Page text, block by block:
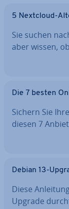
5 Nextcloud-
Sie suchen
aber wissen,
Die 7 besten
Sichern Sie
diesen 7
Debian 13-
Diese
Upgrade